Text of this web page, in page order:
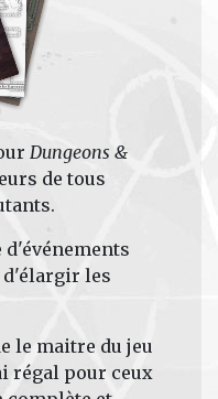
Dungeons &
de tous
les
le maitre du jeu
régal pour ceux